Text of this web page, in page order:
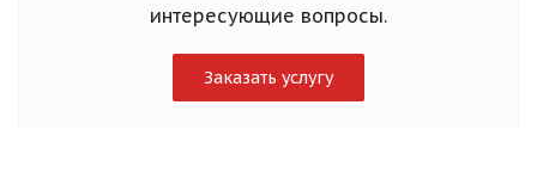
интересующие вопросы.
Заказать услугу